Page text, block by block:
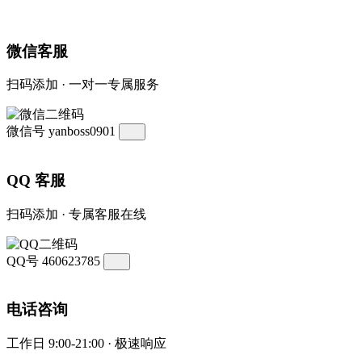
微信客服
扫码添加 · 一对一专属服务
微信号 yanboss0901
QQ 客服
扫码添加 · 专属客服在线
QQ号 460623785
电话咨询
工作日 9:00-21:00 · 极速响应